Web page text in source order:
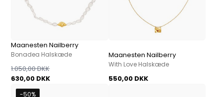
Maanesten Nailberry
Bonadea Halskæde
630,00 DKK
1.050,00 DKK
Maanesten Nailberry
With Love Halskæde
550,00 DKK
-50%